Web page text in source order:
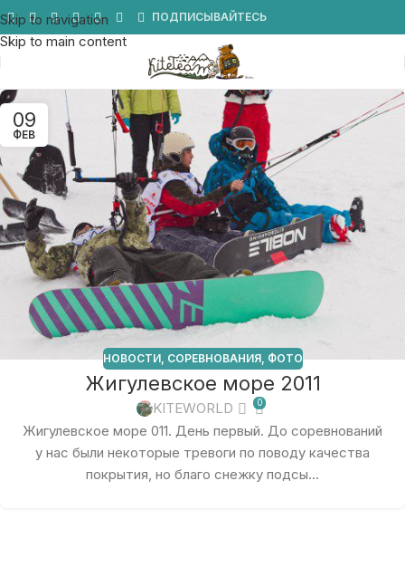
Skip to navigation
Skip to main content
ПОДПИСЫВАЙТЕСЬ
09
ФЕВ
НОВОСТИ, СОРЕВНОВАНИЯ, ФОТО
Жигулевское море 2011
KITEWORLD 0
Жигулевское море 011. День первый. До соревнований
у нас были некоторые тревоги по поводу качества
покрытия, но благо снежку подсы...